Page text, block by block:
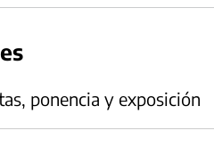
ponencia y exposición